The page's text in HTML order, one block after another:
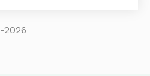
2026